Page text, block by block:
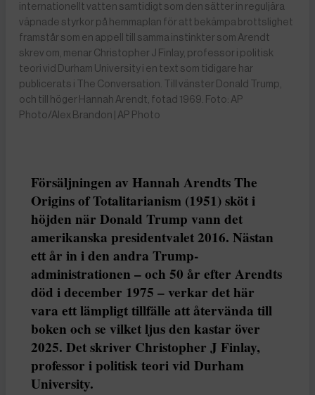
internationellt vatten samtidigt som den sätter in reguljära
väpnade styrkor på hemmaplan för att bekämpa brottslighet
framstår som en appell till samma instinkter som Arendt
skrev om, menar Christopher J Finlay, professor i politisk
teori vid Durham University i en text som tidigare har
publicerats i The Conversation. Till vänster Donald Trump,
och till höger Hannah Arendt, fotad 1969. Foto: AP
Photo/Alex Brandon | AP Photo
Försäljningen av Hannah Arendts The
Origins of Totalitarianism (1951) sköt i
höjden när Donald Trump vann det
amerikanska presidentvalet 2016. Nästan
ett år in i den andra Trump-
administrationen – och 50 år efter Arendts
död i december 1975 – verkar det här
vara ett lämpligt tillfälle att återvända till
boken och se vilket ljus den kastar över
2025. Det skriver Christopher J Finlay,
professor i politisk teori vid Durham
University.